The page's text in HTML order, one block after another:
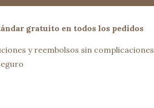
gratuito en todos los pedidos
y reembolsos sin complicaciones